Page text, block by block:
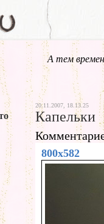
А тем
20.11.2007, 18.13.25
Капельки
800x582